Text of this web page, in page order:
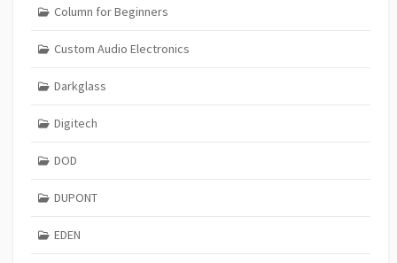
Column for Beginners
Custom Audio Electronics
Darkglass
Digitech
DOD
DUPONT
EDEN